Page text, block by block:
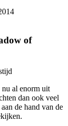
of
al enorm uit
dan ook veel
de hand van de